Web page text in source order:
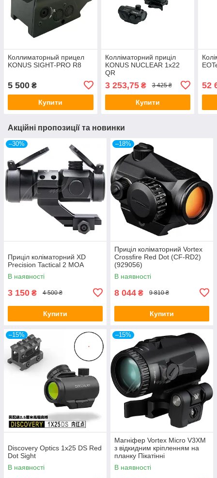
Коллиматорный прицел
KONUS SIGHT-PRO R8
5 500 ₴
Купити
Колліматорний приціл
KONUS NUCLEAR 1x22
QR
3 253,75₴ 3 425 ₴
Купити
52
Акційні пропозиції та новинки
–30%
Приціл коліматорний XD
Precision Tactical 2 МОА
В наявності
3 150 ₴ 4 500 ₴
Купити
–18%
Приціл коліматорний Vortex
Crossfire Red Dot (CF-RD2)
(929056)
В наявності
8 044 ₴ 9 810 ₴
Купити
–15%
Discovery Optics 1x25 DS Red
Dot Sight
В наявності
–15%
Магніфер Vortex Micro V3XM
з відкидним кріпленням на
планку Пікатінні
В наявності